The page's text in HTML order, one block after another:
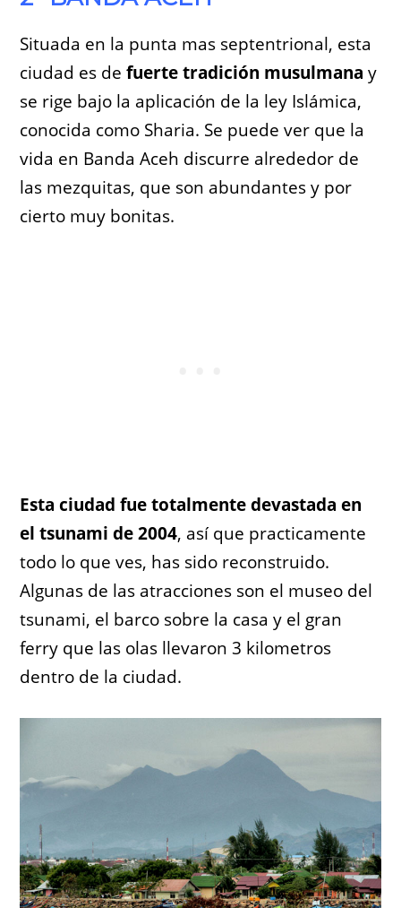
Situada en la punta mas septentrional, esta
ciudad es defuerte tradición musulmana y
se rige bajo la aplicación de la ley Islámica,
conocida como Sharia. Se puede ver que la
vida en Banda Aceh discurre alrededor de
las mezquitas, que son abundantes y por
cierto muy bonitas.
Esta ciudad fue totalmente devastada en
el tsunami de 2004, así que practicamente
todo lo que ves, has sido reconstruido.
Algunas de las atracciones son el museo del
tsunami, el barco sobre la casa y el gran
ferry que las olas llevaron 3 kilometros
dentro de la ciudad.